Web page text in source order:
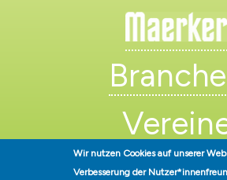
Wir nutzen Cookies auf unserer
Verbesserung der